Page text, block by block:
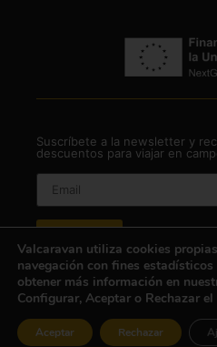
Suscríbete a la newsletter y
descuentos para viajar en
¡Suscríbeme a la lista de
Valcaravan utiliza cookies
navegación con fines
obtener más información en
Configurar, Aceptar o Rechazar
Aceptar Rechazar